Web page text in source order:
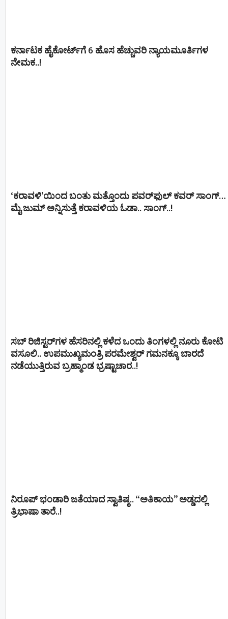
ಕರ್ನಾಟಕ ಹೈಕೋರ್ಟ್‌ಗೆ 6 ಹೊಸ ಹೆಚ್ಚುವರಿ ನ್ಯಾಯಮೂರ್ತಿಗಳ
ನೇಮಕ..!
‘ಕರಾವಳಿ’ಯಿಂದ ಬಂತು ಮತ್ತೊಂದು ಪವರ್‌ಫುಲ್ ಕವರ್ ಸಾಂಗ್…
ಮೈ ಜುಮ್ ಅನ್ನಿಸುತ್ತೆ ಕರಾವಳಿಯ ಓಡಾ.. ಸಾಂಗ್‌..!
ಸಬ್ ರಿಜಿಸ್ಟರ್​ಗಳ ಹೆಸರಿನಲ್ಲಿ ಕಳೆದ ಒಂದು ತಿಂಗಳಲ್ಲಿ ನೂರು ಕೋಟಿ
ವಸೂಲಿ.. ಉಪಮುಖ್ಯಮಂತ್ರಿ ಪರಮೇಶ್ವರ್​ ಗಮನಕ್ಕೂ ಬಾರದೆ
ನಡೆಯುತ್ತಿರುವ ಬ್ರಹ್ಮಾಂಡ ಭ್ರಷ್ಟಾಚಾರ..!
ನಿರೂಪ್ ಭಂಡಾರಿ ಜತೆಯಾದ ಸ್ವಾತಿಷ್ಠ.. “ಅತಿಕಾಯ” ಅಡ್ಡದಲ್ಲಿ
ತ್ರಿಭಾಷಾ ತಾರೆ..!